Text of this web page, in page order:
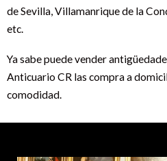
de Sevilla, Villamanrique de la
etc.
Ya sabe puede vender
Anticuario CR las compra a
comodidad.